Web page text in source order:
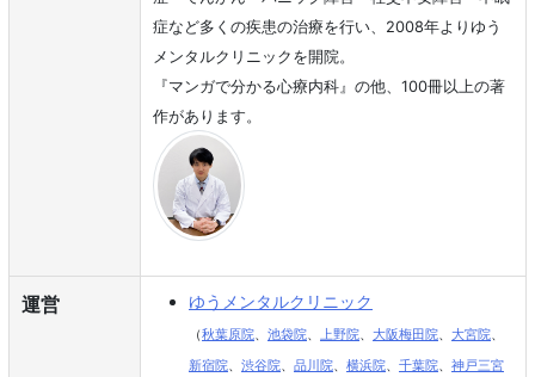
症など多くの疾患の治療を行い、2008年よりゆう
メンタルクリニックを開院。
『マンガで分かる心療内科』の他、100冊以上の著
作があります。
運営 ゆうメンタルクリニック
（秋葉原院 池袋院 上野院 大阪梅田院 大宮院
新宿院
渋谷院 品川院 横浜院 千葉院
神戸三宮